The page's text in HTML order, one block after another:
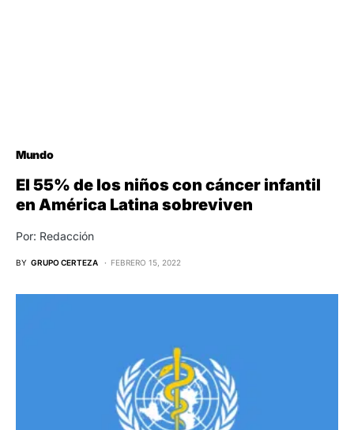
Mundo
El 55% de los niños con cáncer infantil
en América Latina sobreviven
Por: Redacción
BY GRUPO CERTEZA FEBRERO 15, 2022